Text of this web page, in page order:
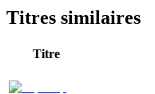
Titres similaires
Titre